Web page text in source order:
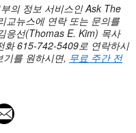
의 정보 서비스인Ask The
교뉴스에 연락 또는 문의를
응선(Thomas E. Kim) 목사
화 615-742-5409로 연락하시
를 원하시면, 무료 주간 전